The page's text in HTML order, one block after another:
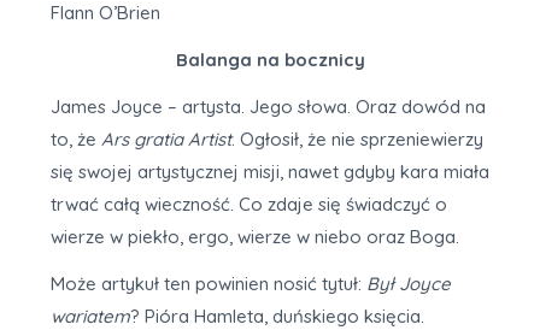
Flann O’Brien
Balanga na bocznicy
James Joyce – artysta. Jego słowa. Oraz dowód na
to, że Ars gratia Artist. Ogłosił, że nie sprzeniewierzy
się swojej artystycznej misji, nawet gdyby kara miała
trwać całą wieczność. Co zdaje się świadczyć o
wierze w piekło, ergo, wierze w niebo oraz Boga.
Może artykuł ten powinien nosić tytuł: Był Joyce
wariatem? Pióra Hamleta, duńskiego księcia.